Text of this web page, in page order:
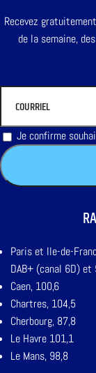
Recevez
de la semaine,
Je confirme
Paris et Ile-de-
DAB+ (canal 6D) et
Caen, 100,6
Chartres, 104,5
Cherbourg, 87,8
Le Havre 101,1
Le Mans, 98,8